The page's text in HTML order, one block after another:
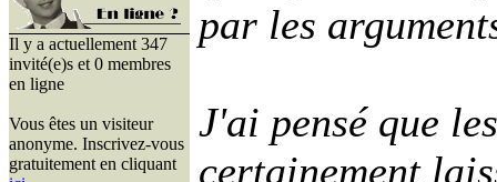
Il y a actuellement 347
invité(e)s et 0 membres
en ligne
Vous êtes un visiteur
anonyme. Inscrivez-vous
gratuitement en cliquant
par les
J'ai pensé que
certainement